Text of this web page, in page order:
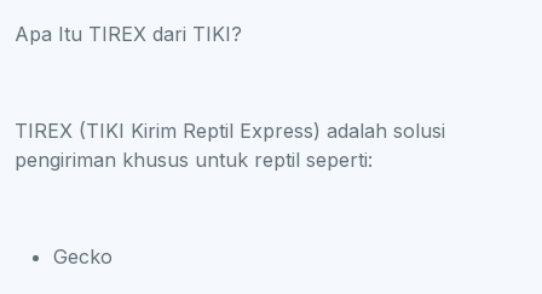
Apa Itu TIREX dari TIKI?
TIREX (TIKI Kirim Reptil Express) adalah solusi
pengiriman khusus untuk reptil seperti:
Gecko